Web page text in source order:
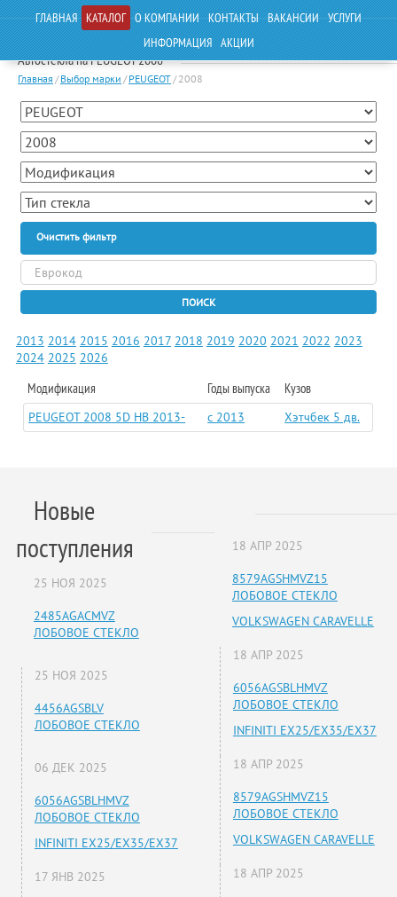
ГЛАВНАЯ КАТАЛОГ О КОМПАНИИ КОНТАКТЫ ВАКАНСИИ УСЛУГИ
ИНФОРМАЦИЯ АКЦИИ
Автостекла на PEUGEOT 2008
Главная / Выбор марки / PEUGEOT/ 2008
Очистить фильтр
ПОИСК
2013 2014 2015 2016 2017 2018 2019 2020 2021 2022 2023
2024 2025 2026
Модификация Годы выпуска Кузов
PEUGEOT 2008 5D HB 2013- c 2013 Хэтчбек 5 дв.
Новые
поступления
25 НОЯ 2025
2485AGACMVZ
ЛОБОВОЕ СТЕКЛО
25 НОЯ 2025
4456AGSBLV
ЛОБОВОЕ СТЕКЛО
06 ДЕК 2025
6056AGSBLHMVZ
ЛОБОВОЕ СТЕКЛО
INFINITI EX25/EX35/EX37
17 ЯНВ 2025
18 АПР 2025
8579AGSHMVZ15
ЛОБОВОЕ СТЕКЛО
VOLKSWAGEN CARAVELLE
18 АПР 2025
6056AGSBLHMVZ
ЛОБОВОЕ СТЕКЛО
INFINITI EX25/EX35/EX37
18 АПР 2025
8579AGSHMVZ15
ЛОБОВОЕ СТЕКЛО
VOLKSWAGEN CARAVELLE
18 АПР 2025